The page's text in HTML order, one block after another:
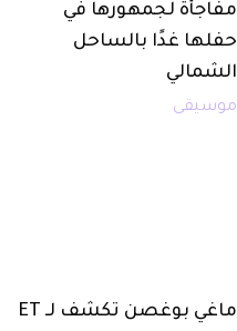
مفاجأة لجمهورها في
حفلها غدًا بالساحل
الشمالي
موسيقى
ماغي بوغصن تكشف لـ ET